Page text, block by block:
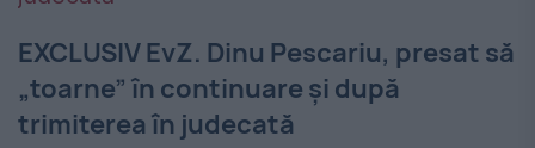
EXCLUSIV EvZ. Dinu Pescariu, presat să
„toarne” în continuare şi după
trimiterea în judecată